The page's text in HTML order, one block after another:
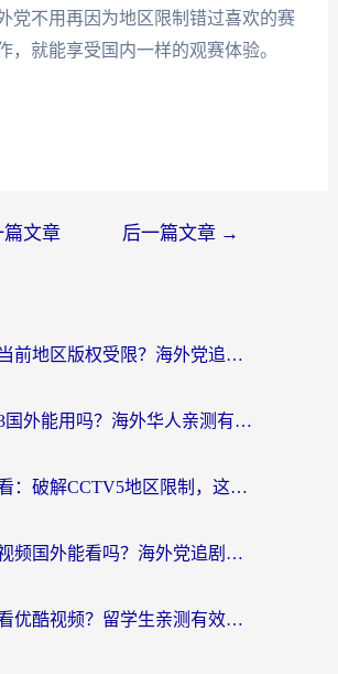
党不用再因为地区限制错过喜欢的赛
，就能享受国内一样的观赛体验。
篇文章 后一篇文章 →
央视影音当前地区版权受限？海外党追剧看片的终极解决方案来了
交管12123国外能用吗？海外华人亲测有效的回国加速器选择指南
海外党必看：破解CCTV5地区限制，这样看欧洲杯奥运直播才够爽！
优酷缓存视频国外能看吗？海外党追剧看片的终极解决方案来了
海外怎么看优酷视频？留学生亲测有效的回国加速器选择指南